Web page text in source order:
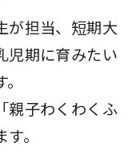
が担当、短期大
児期に育みたい
親子わくわくふ
。